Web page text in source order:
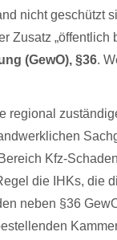
nicht geschützt
Zusatz „öffentlich
(GewO), §36.
regional
Kfz-
die IHKs, die
neben §36